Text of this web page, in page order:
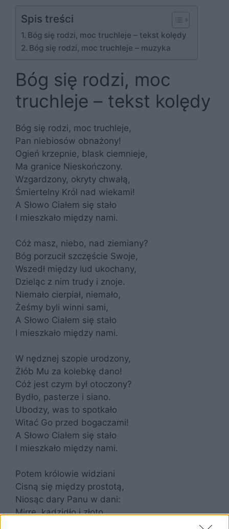
Spis treści
Bóg się rodzi, moc truchleje – tekst kolędy
Bóg się rodzi, moc truchleje – muzyka
Bóg się rodzi, moc
truchleje – tekst kolędy
Bóg się rodzi, moc truchleje,
Pan niebiosów obnażony!
Ogień krzepnie, blask ciemnieje,
Ma granice Nieskończony.
Wzgardzony, okryty chwałą,
Śmiertelny Król nad wiekami!
A Słowo Ciałem się stało
I mieszkało między nami.
Cóż masz, niebo, nad ziemiany?
Bóg porzucił szczęście Swoje,
Wszedł między lud ukochany,
Dzieląc z nim trudy i znoje.
Niemało cierpiał, niemało,
Żeśmy byli winni sami,
A Słowo Ciałem się stało
I mieszkało między nami.
W nędznej szopie urodzony,
Żłób Mu za kolebkę dano!
Cóż jest czym był otoczony?
Bydło, pasterze i siano.
Ubodzy, was to spotkało
Witać Go przed bogaczami!
A Słowo Ciałem się stało
I mieszkało między nami.
Potem królowie widziani
Cisną się między prostotą,
Niosąc dary Panu w dani:
Mirrę, kadzidło i złoto.